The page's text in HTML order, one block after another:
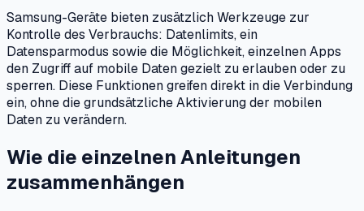
Samsung-Geräte bieten zusätzlich Werkzeuge zur
Kontrolle des Verbrauchs: Datenlimits, ein
Datensparmodus sowie die Möglichkeit, einzelnen Apps
den Zugriff auf mobile Daten gezielt zu erlauben oder zu
sperren. Diese Funktionen greifen direkt in die Verbindung
ein, ohne die grundsätzliche Aktivierung der mobilen
Daten zu verändern.
Wie die einzelnen Anleitungen
zusammenhängen